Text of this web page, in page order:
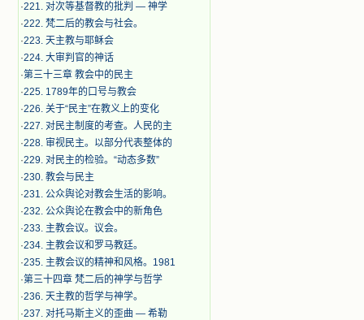
·221. 对次等基督教的批判 — 神学
·222. 梵二后的教会与社会。
·223. 天主教与耶稣会
·224. 大审判官的神话
·第三十三章 教会中的民主
·225. 1789年的口号与教会
·226. 关于“民主”在教义上的变化
·227. 对民主制度的考查。人民的主
·228. 审视民主。以部分代表整体的
·229. 对民主的检验。“动态多数”
·230. 教会与民主
·231. 公众舆论对教会生活的影响。
·232. 公众舆论在教会中的新角色
·233. 主教会议。议会。
·234. 主教会议和罗马教廷。
·235. 主教会议的精神和风格。1981
·第三十四章 梵二后的神学与哲学
·236. 天主教的哲学与神学。
·237. 对托马斯主义的歪曲 — 希勒